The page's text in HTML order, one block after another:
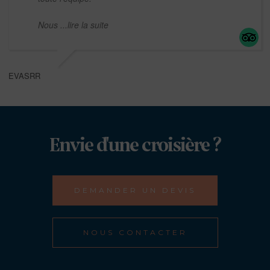
Nous ...lire la suite
EVASRR
Envie d'une croisière ?
DEMANDER UN DEVIS
NOUS CONTACTER